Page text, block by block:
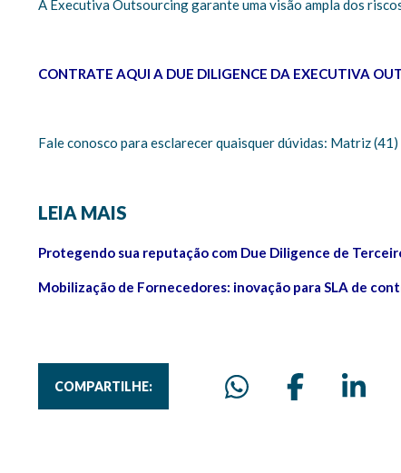
A Executiva Outsourcing garante uma visão ampla dos
CONTRATE AQUI A DUE DILIGENCE DA EXECUTIVA
Fale conosco para esclarecer quaisquer dúvidas: Matriz
LEIA MAIS
Protegendo sua reputação com Due Diligence de
Mobilização de Fornecedores: inovação para SLA de
COMPARTILHE: